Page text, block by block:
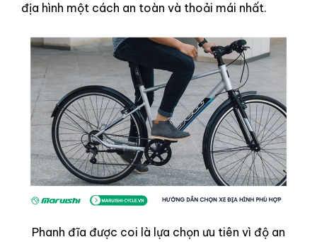
địa hình một cách an toàn và thoải mái nhất.
Phanh đĩa được coi là lựa chọn ưu tiên vì độ an